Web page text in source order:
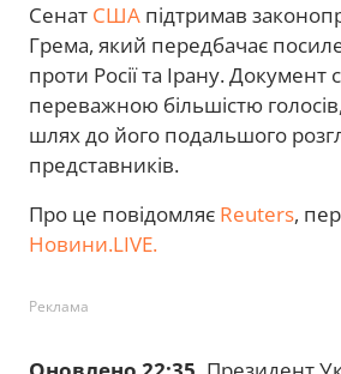
Сенат США підтримав
Грема, який передбачає
проти Росії та Ірану. Документ
переважною більшістю
шлях до його подальшого
представників.
Про це повідомляє Reuters,
Новини.LIVE.
Реклама